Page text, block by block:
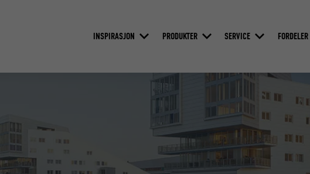
INSPIRASJON PRODUKTER SERVICE FORDELER